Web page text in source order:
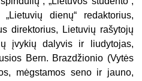
„Lietuvių dienų“ redaktorius,
direktorius, Lietuvių rašytojų
įvykių dalyvis ir liudytojas,
Bern. Brazdžionio (Vytės
mėgstamos seno ir jauno,